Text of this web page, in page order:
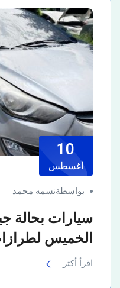
10
أغسطس
بواسطةنسمه محمد
سيارات بحالة
الخميس
اقرأ أكثر